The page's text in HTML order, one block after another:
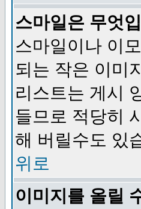
스마일은 무엇
스마일이나 이
되는 작은 이미
리스트는 게시
들므로 적당히
해 버릴수도 있
위로
이미지를 올릴